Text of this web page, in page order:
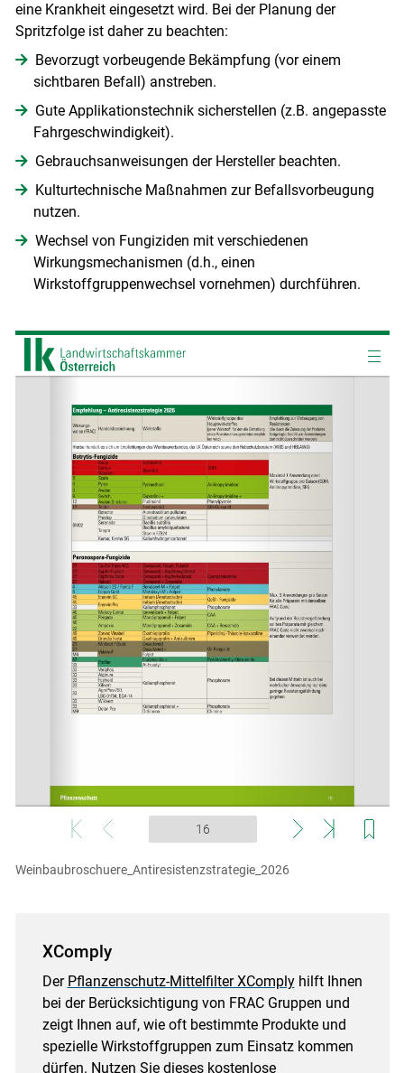
Skip to main content
eine Krankheit eingesetzt wird. Bei der Planung der
Spritzfolge ist daher zu beachten:
Bevorzugt vorbeugende Bekämpfung (vor einem
sichtbaren Befall) anstreben.
Gute Applikationstechnik sicherstellen (z.B. angepasste
Fahrgeschwindigkeit).
Gebrauchsanweisungen der Hersteller beachten.
Kulturtechnische Maßnahmen zur Befallsvorbeugung
nutzen.
Wechsel von Fungiziden mit verschiedenen
Wirkungsmechanismen (d.h., einen
Wirkstoffgruppenwechsel vornehmen) durchführen.
Weinbaubroschuere_Antiresistenzstrategie_2026
XComply
Der Pflanzenschutz-Mittelfilter XComplyhilft Ihnen
bei der Berücksichtigung von FRAC Gruppen und
zeigt Ihnen auf, wie oft bestimmte Produkte und
spezielle Wirkstoffgruppen zum Einsatz kommen
dürfen. Nutzen Sie dieses kostenlose